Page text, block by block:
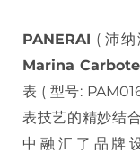
PANERAI ( 沛
Marina
表 ( 型号:
表技艺的精妙结
中融汇了品牌